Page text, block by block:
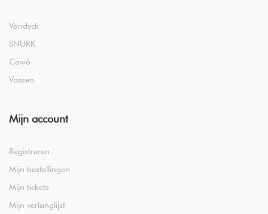
Vandyck
SNURK
Cawö
Vossen
Mijn account
Registreren
Mijn bestellingen
Mijn tickets
Mijn verlanglijst